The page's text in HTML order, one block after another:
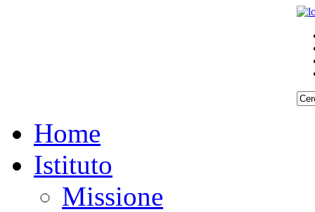
Home
Istituto
Missione